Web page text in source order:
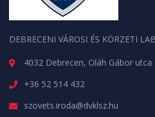
DEBRECENI VÁROSI ÉS KÖRZETI
4032 Debrecen, Oláh Gábor utca
+36 52 514 432
szovets.iroda@dvklsz.hu